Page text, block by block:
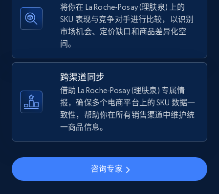
TikTok Shop - Collect TikTok shop products
by keywords search
URL, Title, Available, Description, Currency, Initial
5.4K+ 668+ 立即开始
TikTok Shop - discover records by shop url
URL, Title, Available, Description, Currency, Initial
price, Final price, Discount percent, and more.
将你在 La Roche-Posay (理肤泉) 上的
SKU 表现与竞争对手进行比较，以识别
市场机会、定价缺口和商品差异化空
间。
跨渠道同步
借助 La Roche-Posay (理肤泉) 专属情
报，确保多个电商平台上的 SKU 数据一
致性，帮助你在所有销售渠道中维护统
一商品信息。
咨询专家